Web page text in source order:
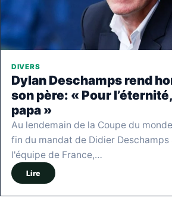
DIVERS
Dylan Deschamps rend
son père: « Pour
papa »
Au lendemain de la Coupe du
fin du mandat de Didier Deschamps
l'équipe de France,…
Lire